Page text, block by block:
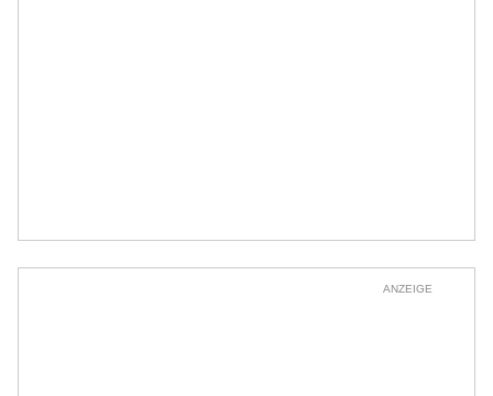
ANZEIGE